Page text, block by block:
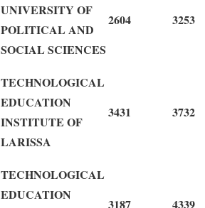
UNIVERSITY OF
POLITICAL AND
SOCIAL SCIENCES
2604 3253
TECHNOLOGICAL
EDUCATION
INSTITUTE OF
LARISSA
3431 3732
TECHNOLOGICAL
EDUCATION
3187 4339